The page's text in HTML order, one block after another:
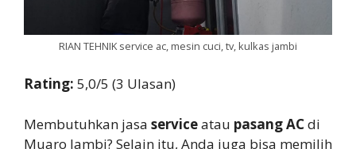
RIAN TEHNIK service ac, mesin cuci, tv, kulkas jambi
Rating: 5,0/5 (3 Ulasan)
Membutuhkan jasa serviceatau pasang ACdi
Muaro Jambi? Selain itu, Anda juga bisa memilih